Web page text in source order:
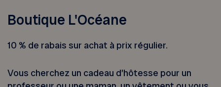
Boutique L'Océane
10 % de rabais sur achat à prix régulier.
Vous cherchez un cadeau d’hôtesse pour un